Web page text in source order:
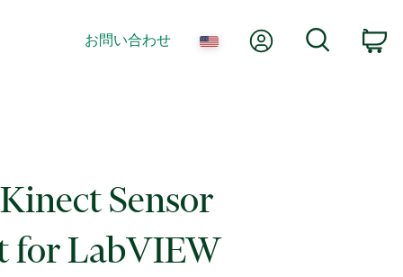
お問い合わせ Myアカウント
Sensor
for LabVIEW